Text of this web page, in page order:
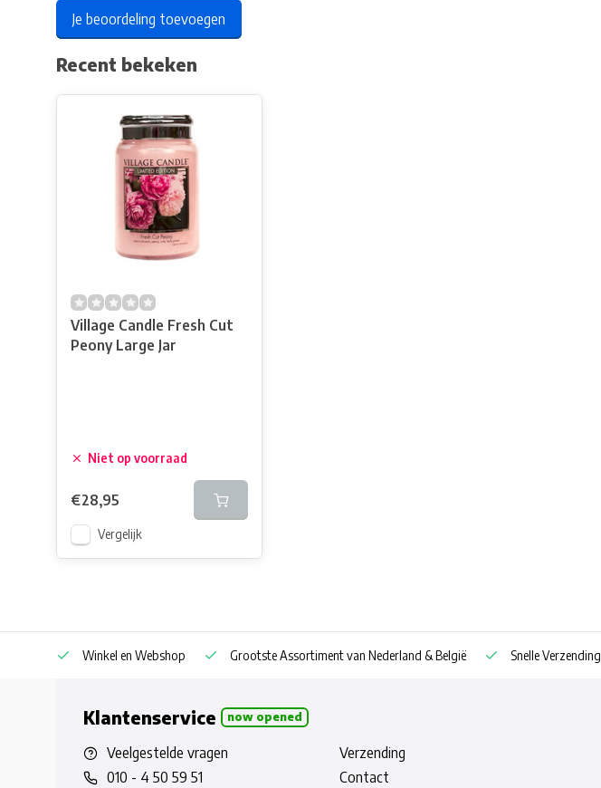
Je beoordeling toevoegen
Recent bekeken
Village Candle Fresh Cut
Peony Large Jar
Niet op voorraad
€28,95
Vergelijk
Winkel en Webshop Grootste Assortiment van Nederland & België Snelle Verzending
Klantenservice now opened
Veelgestelde vragen
010 - 4 50 59 51
Verzending
Contact